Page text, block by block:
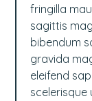
fringilla
sagittis
bibendum
gravida
eleifend
scelerisque